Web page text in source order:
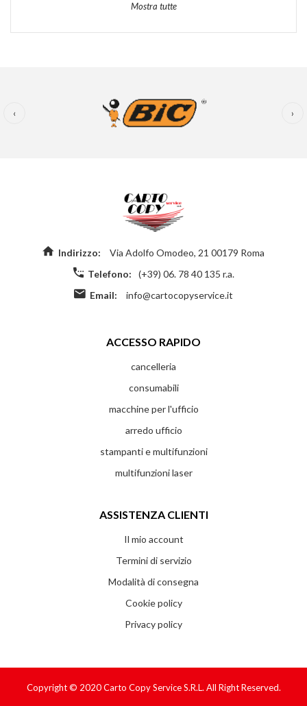
Mostra tutte
‹ ›
Indirizzo:
Via Adolfo Omodeo, 21 00179 Roma
Telefono:
(+39) 06. 78 40 135 r.a.
Email:
info@cartocopyservice.it
ACCESSO RAPIDO
cancelleria
consumabili
macchine per l'ufficio
arredo ufficio
stampanti e multifunzioni
multifunzioni laser
ASSISTENZA CLIENTI
Il mio account
Termini di servizio
Modalità di consegna
Cookie policy
Privacy policy
Copyright © 2020Carto Copy Service S.r.l. All Right Reserved.